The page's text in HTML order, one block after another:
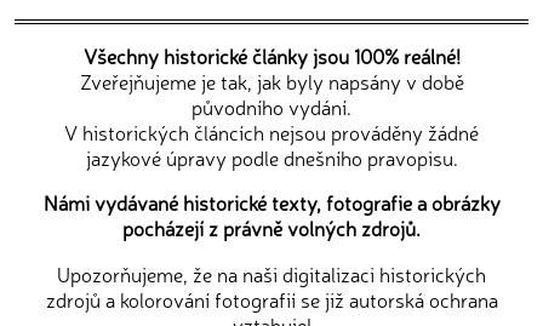
Všechny historické články jsou 100% reálné!
Zveřejňujeme je tak, jak byly napsány v době
původního vydání.
V historických článcích nejsou prováděny žádné
jazykové úpravy podle dnešního pravopisu.
Námi vydávané historické texty, fotografie a obrázky
pocházejí z právně volných zdrojů.
Upozorňujeme, že na naši digitalizaci historických
zdrojů a kolorování fotografií se již autorská ochrana